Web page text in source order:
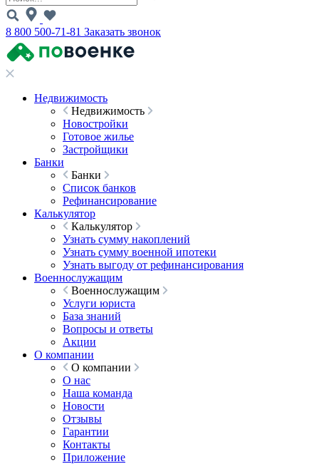
8 800 500-71-81 Заказать звонок
Недвижимость
Недвижимость
Новостройки
Готовое жилье
Застройщики
Банки
Банки
Список банков
Рефинансирование
Калькулятор
Калькулятор
Узнать сумму накоплений
Узнать сумму военной ипотеки
Узнать выгоду от рефинансирования
Военнослужащим
Военнослужащим
Услуги юриста
База знаний
Вопросы и ответы
Акции
О компании
О компании
О нас
Наша команда
Новости
Отзывы
Гарантии
Контакты
Приложение